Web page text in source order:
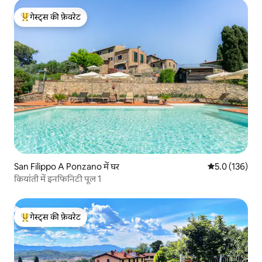
गेस्ट्स का टॉप फ़ेवरेट
गेस्ट्स की फ़ेवरेट
San Filippo A Ponzano में घर औसत रेटिंग 5 में
5.0 (136)
कियांती में इनफिनिटी पूल 1
गेस्ट्स का टॉप फ़ेवरेट
गेस्ट्स की फ़ेवरेट